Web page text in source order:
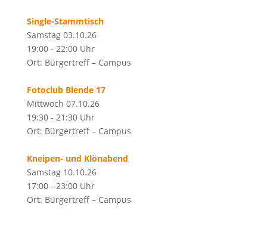
Single-Stammtisch
Samstag 03.10.26
19:00 - 22:00 Uhr
Ort: Bürgertreff – Campus
Fotoclub Blende 17
Mittwoch 07.10.26
19:30 - 21:30 Uhr
Ort: Bürgertreff – Campus
Kneipen- und Klönabend
Samstag 10.10.26
17:00 - 23:00 Uhr
Ort: Bürgertreff – Campus